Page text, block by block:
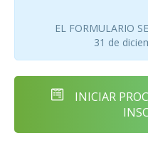
EL FORMULARIO
31 de
INICIAR